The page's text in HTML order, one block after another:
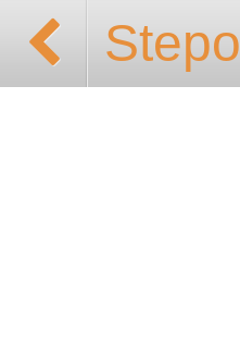
Stepo